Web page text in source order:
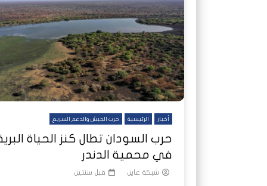
شاهد لاحقاً
عملتان وتطبيق مصرفي واحد.. كيف
تشظى النظام المصرفي في حرب
السودان؟
ديون
شاهد لاحقاً
عملتان وتطبيق مصرفي واحد.. كيف
تشظى النظام المصرفي في حرب
السودان؟
على
أخبار الرئيسية حرب الجيش والدعم السريع
حرب السودان تطال كنز الحياة
في محمية الدندر
شبكة عاين قبل سنتين